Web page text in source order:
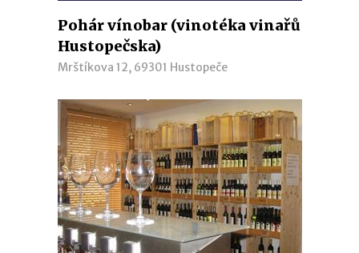
Pohár vínobar (vinotéka vinařů
Hustopečska)
Mrštíkova 12, 69301 Hustopeče